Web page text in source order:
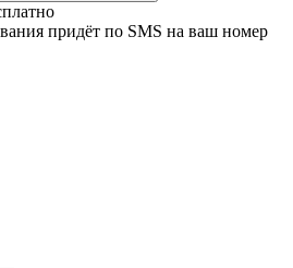
придёт по SMS на ваш номер